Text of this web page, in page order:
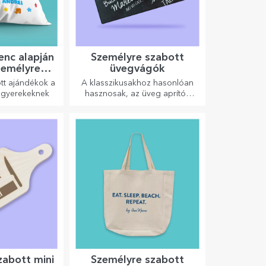
alapján
-
ajándékok a
Személyre szabott
üvegvágók
A klasszikusakhoz hasonlóan
hasznosak, az üveg aprítók
kölcsönöznek a konyhának.
mini
Személyre szabott